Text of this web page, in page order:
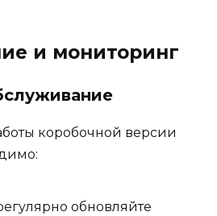
и мониторинг
коробочной версии
обновляйте